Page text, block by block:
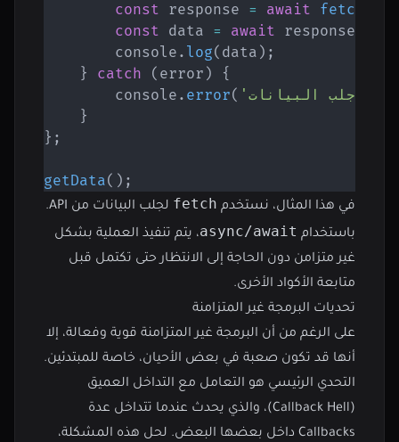
const response = await fetch
const data = await response
        console
. log( data ) ;
}
catch ( error )
{
        console
. error(
}
} ;
getData( ) ;
في هذا المثال، نستخدم fetch
لجلب البيانات من API.
باستخدام async/await، يتم تنفيذ العملية بشكل
غير متزامن دون الحاجة إلى الانتظار حتى تكتمل قبل
متابعة الأكواد الأخرى.
تحديات البرمجة غير المتزامنة
على الرغم من أن البرمجة غير المتزامنة قوية وفعالة، إلا
أنها قد تكون صعبة في بعض الأحيان، خاصة للمبتدئين.
التحدي الرئيسي هو التعامل مع التداخل العميق
(Callback Hell)، والذي يحدث عندما تتداخل عدة
Callbacks داخل بعضها البعض. لحل هذه المشكلة،